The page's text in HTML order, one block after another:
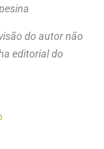
do autor não
editorial do